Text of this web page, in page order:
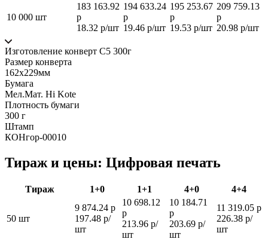
10 000 шт
183 163.92
р
18.32 р/шт
194 633.24
р
19.46 р/шт
195 253.67
р
19.53 р/шт
209 759.13
р
20.98 р/шт
Изготовление конверт С5 300г
Размер конверта
162х229мм
Бумага
Мел.Мат. Hi Kote
Плотность бумаги
300 г
Штамп
КОНгор-00010
Тираж и цены: Цифровая печать
Тираж 1+0 1+1 4+0 4+4
50 шт
9 874.24 р
197.48 р/
шт
10 698.12
р
213.96 р/
шт
10 184.71
р
203.69 р/
шт
11 319.05 р
226.38 р/
шт